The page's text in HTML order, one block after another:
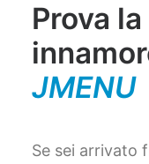
Prova la
JMENU
Se sei arrivato